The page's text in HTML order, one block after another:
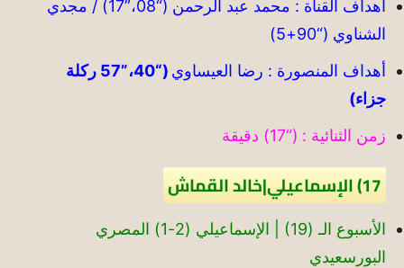
أهداف القناة : محمد عبد الرحمن (“08،”17) / مجدي
الشناوي (“90+5)
أهداف المنصورة : رضا العيساوي
(“40،”57 ركلة
جزاء)
زمن الثنائية : (“17) دقيقة
17) الإسماعيلي|خالد القماش
الأسبوع الـ (19) | الإسماعيلي (2-1) المصري
البورسعيدي